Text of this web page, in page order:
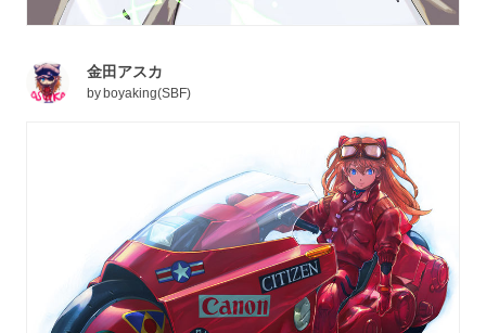
金田アスカ
byboyaking(SBF)